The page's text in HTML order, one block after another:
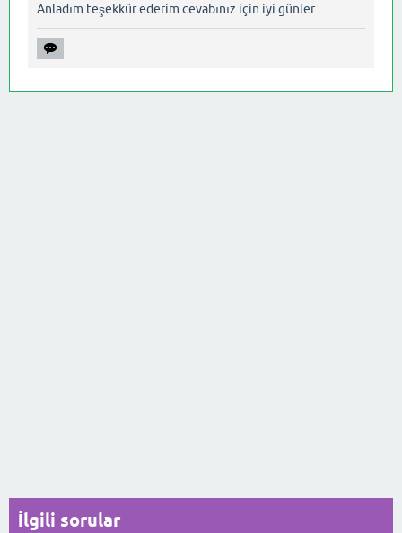
Anladım teşekkür ederim cevabınız için iyi günler.
İlgili sorular